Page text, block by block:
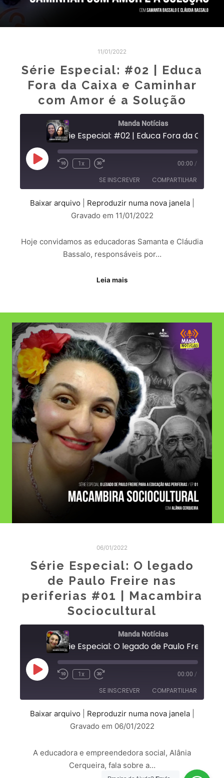
11/01/2022
Série Especial: #02 | Educa
Fora da Caixa e Caminhar
com Amor é a Solução
Manda Notícias
1x 00:00 /
SE INSCREVER COMPARTILHAR
COMPARTILHAR
INCORPORAR
Baixar arquivo Reproduzir numa nova janela|
Gravado em 11/01/2022
Hoje convidamos as educadoras Samanta e Cláudia
Bassalo, responsáveis por…
Leia mais
06/01/2022
Série Especial: O legado
de Paulo Freire nas
periferias #01 | Macambira
Sociocultural
Manda Notícias
1x 00:00 /
SE INSCREVER COMPARTILHAR
COMPARTILHAR
INCORPORAR
Baixar arquivo Reproduzir numa nova janela|
Gravado em 06/01/2022
A educadora e empreendedora social, Alânia
Cerqueira, fala sobre a…